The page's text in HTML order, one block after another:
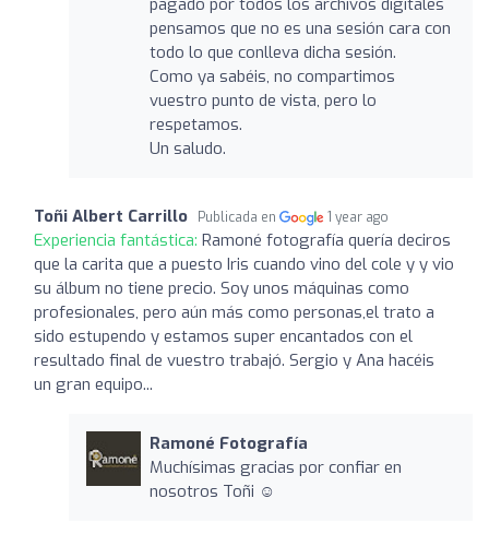
pensamos que no es una sesión cara con
todo lo que conlleva dicha sesión.
Como ya sabéis, no compartimos
vuestro punto de vista, pero lo
respetamos.
Un saludo.
Toñi Albert Carrillo Publicada en 1 year ago
Experiencia fantástica: Ramoné fotografía quería deciros
que la carita que a puesto Iris cuando vino del cole y y vio
su álbum no tiene precio. Soy unos máquinas como
profesionales, pero aún más como personas,el trato a
sido estupendo y estamos super encantados con el
resultado final de vuestro trabajó. Sergio y Ana hacéis
un gran equipo...
Ramoné Fotografía
Muchísimas gracias por confiar en
nosotros Toñi ☺️